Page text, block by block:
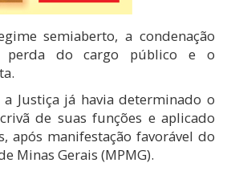
semiaberto, a condenação
perda do cargo público e o
Justiça já havia determinado o
de suas funções e aplicado
após manifestação favorável do
Minas Gerais (MPMG).